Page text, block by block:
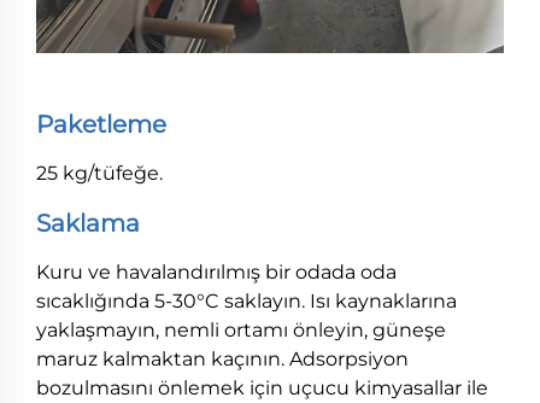
Paketleme
25 kg/tüfeğe.
Saklama
Kuru ve havalandırılmış bir odada oda
sıcaklığında 5-30°C saklayın. Isı kaynaklarına
yaklaşmayın, nemli ortamı önleyin, güneşe
maruz kalmaktan kaçının. Adsorpsiyon
bozulmasını önlemek için uçucu kimyasallar ile